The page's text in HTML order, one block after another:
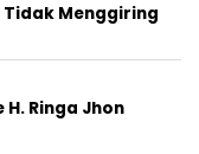
Tidak Menggiring
Ringa Jhon